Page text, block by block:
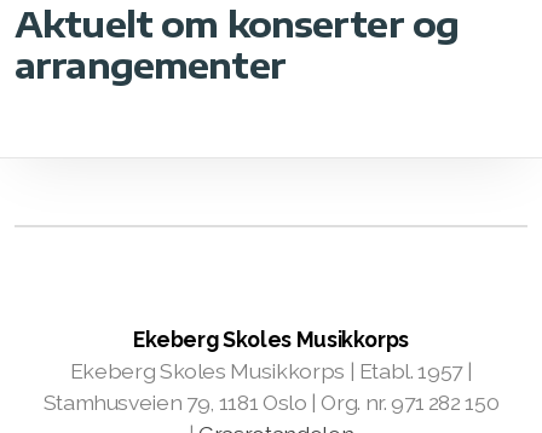
Aktuelt om konserter og
arrangementer
Ekeberg Skoles Musikkorps
Ekeberg Skoles Musikkorps | Etabl. 1957 |
Stamhusveien 79, 1181 Oslo | Org. nr. 971 282 150